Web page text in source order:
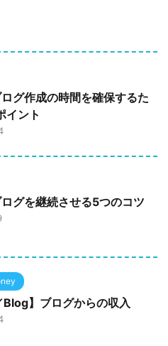
ログ作成の時間を確保するた
イント
ログを継続させる5つのコツ
Blog】ブログからの収入